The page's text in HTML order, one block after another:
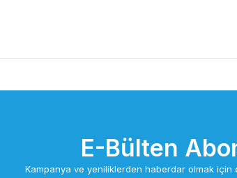
E-Bülten
Kampanya ve yeniliklerden haberdar olmak için